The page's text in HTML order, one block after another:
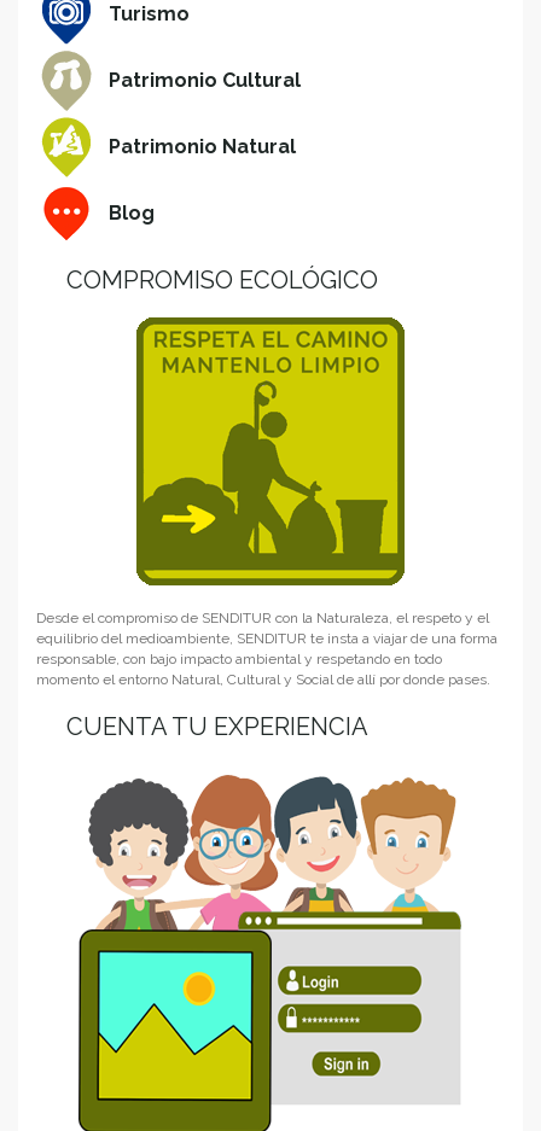
Turismo
Patrimonio Cultural
Patrimonio Natural
Blog
COMPROMISO ECOLÓGICO
Desde el compromiso de SENDITUR con la Naturaleza, el respeto y el
equilibrio del medioambiente, SENDITUR te insta a viajar de una forma
responsable, con bajo impacto ambiental y respetando en todo
momento el entorno Natural, Cultural y Social de allí por donde pases.
CUENTA TU EXPERIENCIA